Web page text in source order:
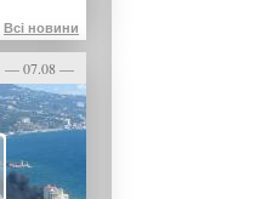
Всі новини
— 07.08 —